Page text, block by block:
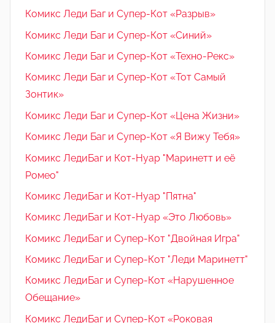
Комикс Леди Баг и Супер-Кот «Разрыв»
Комикс Леди Баг и Супер-Кот «Синий»
Комикс Леди Баг и Супер-Кот «Техно-Рекс»
Комикс Леди Баг и Супер-Кот «Тот Самый
Зонтик»
Комикс Леди Баг и Супер-Кот «Цена Жизни»
Комикс Леди Баг и Супер-Кот «Я Вижу Тебя»
Комикс ЛедиБаг и Кот-Нуар "Маринетт и её
Ромео"
Комикс ЛедиБаг и Кот-Нуар "Пятна"
Комикс ЛедиБаг и Кот-Нуар «Это Любовь»
Комикс ЛедиБаг и Супер-Кот "Двойная Игра"
Комикс ЛедиБаг и Супер-Кот "Леди Маринетт"
Комикс ЛедиБаг и Супер-Кот «Нарушенное
Обещание»
Комикс ЛедиБаг и Супер-Кот «Роковая